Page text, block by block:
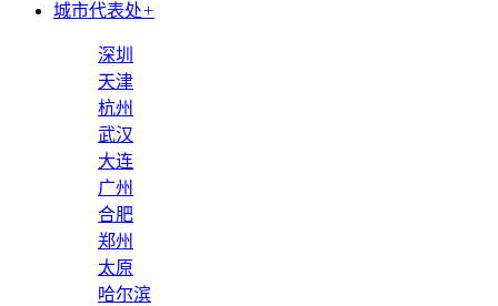
城市代表处+
深圳
天津
杭州
武汉
大连
广州
合肥
郑州
太原
哈尔滨